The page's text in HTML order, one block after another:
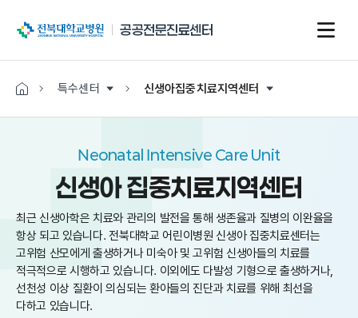
전북대학교병원
공공전문진료센터
특수센터 신생아집중치료지역센터
Neonatal Intensive Care Unit
신생아 집중치료지역센터
최근 신생아학은 치료와 관리의 발전을 통해 생존율과 질병의 이완율을
항상 되고 있습니다. 전북대학교 어린이병원 신생아 집중치료센터는
고위험 산모에게 출생하거나 미숙아 및 고위험 신생아들의 치료를
적극적으로 시행하고 있습니다. 이외에도 다발성 기형으로 출생하거나,
선천성 이상 질환이 의심되는 환아들의 진단과 치료를 위해 최선을
다하고 있습니다.